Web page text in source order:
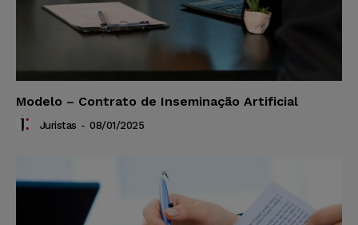
Modelo – Contrato de Inseminação Artificial
Juristas - 08/01/2025